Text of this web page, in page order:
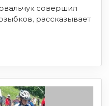
совершил
рассказывает